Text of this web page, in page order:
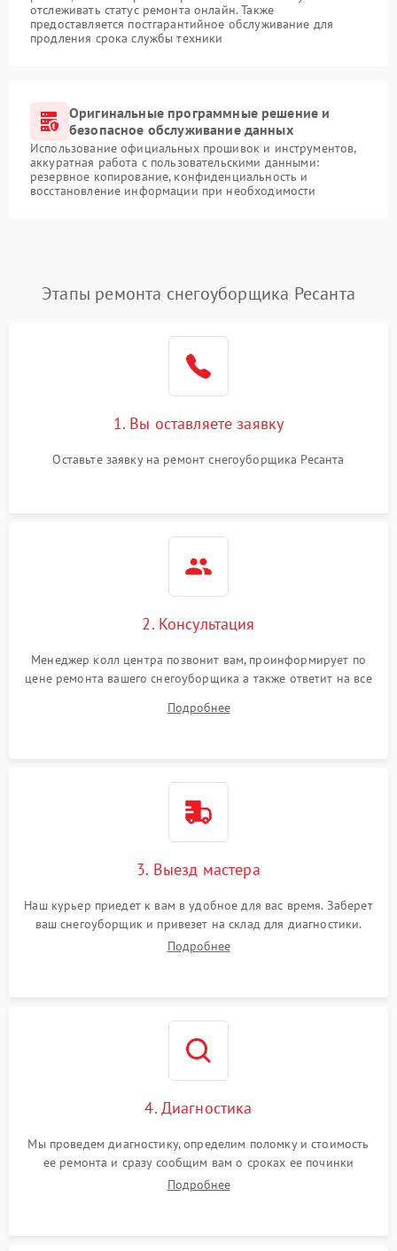
отслеживать статус ремонта онлайн. Также
предоставляется постгарантийное обслуживание для
продления срока службы техники
Оригинальные программные решение и
безопасное обслуживание данных
Использование официальных прошивок и инструментов,
аккуратная работа с пользовательскими данными:
резервное копирование, конфиденциальность и
восстановление информации при необходимости
Этапы ремонта снегоуборщика Ресанта
1. Вы оставляете заявку
Оставьте заявку на ремонт снегоуборщика Ресанта
2. Консультация
Менеджер колл центра позвонит вам, проинформирует по
цене ремонта вашего снегоуборщика а также ответит на все
Подробнее
3. Выезд мастера
Наш курьер приедет к вам в удобное для вас время. Заберет
ваш снегоуборщик и привезет на склад для диагностики.
Подробнее
4. Диагностика
Мы проведем диагностику, определим поломку и стоимость
ее ремонта и сразу сообщим вам о сроках ее починки
Подробнее